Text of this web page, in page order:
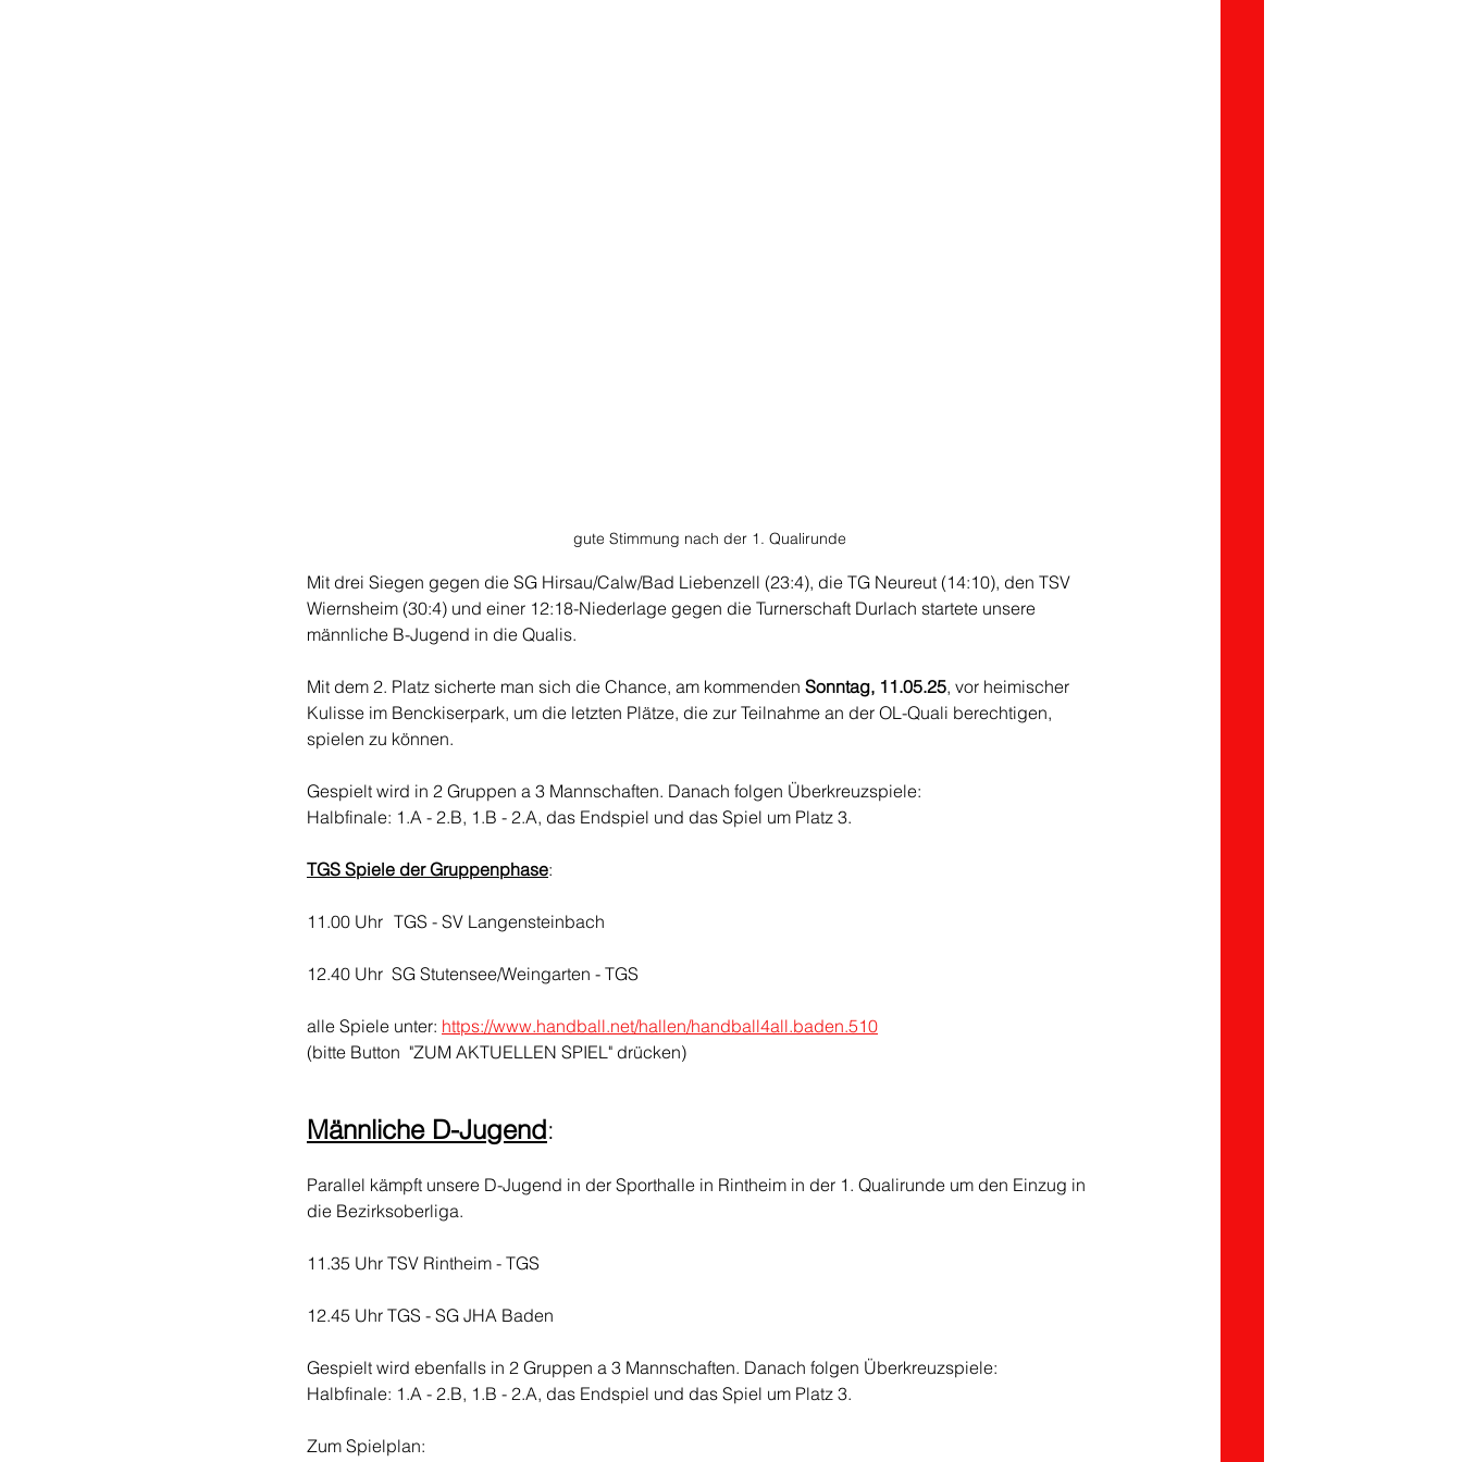
gute Stimmung nach der 1. Qualirunde
Mit drei Siegen gegen die SG Hirsau/Calw/Bad Liebenzell (23:4), die TG Neureut (14:10), den TSV
Wiernsheim (30:4) und einer 12:18-Niederlage gegen die Turnerschaft Durlach startete unsere
männliche B-Jugend in die Qualis.
Mit dem 2. Platz sicherte man sich die Chance, am kommenden Sonntag, 11.05.25, vor heimischer
Kulisse im Benckiserpark, um die letzten Plätze, die zur Teilnahme an der OL-Quali berechtigen,
spielen zu können.
Gespielt wird in 2 Gruppen a 3 Mannschaften. Danach folgen Überkreuzspiele:
Halbfinale: 1.A - 2.B, 1.B - 2.A, das Endspiel und das Spiel um Platz 3.
TGS Spiele der Gruppenphase:
11.00 Uhr	TGS - SV Langensteinbach
12.40 Uhr  SG Stutensee/Weingarten - TGS
alle Spiele unter: https://www.handball.net/hallen/handball4all.baden.510
(bitte Button  "ZUM AKTUELLEN SPIEL" drücken)
Männliche D-Jugend:
Parallel kämpft unsere D-Jugend in der Sporthalle in Rintheim in der 1. Qualirunde um den Einzug in
die Bezirksoberliga.
11.35 Uhr TSV Rintheim - TGS
12.45 Uhr TGS - SG JHA Baden
Gespielt wird ebenfalls in 2 Gruppen a 3 Mannschaften. Danach folgen Überkreuzspiele:
Halbfinale: 1.A - 2.B, 1.B - 2.A, das Endspiel und das Spiel um Platz 3.
Zum Spielplan: